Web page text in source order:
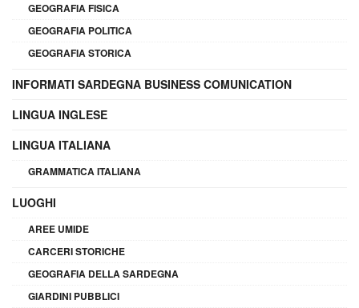
GEOGRAFIA FISICA
GEOGRAFIA POLITICA
GEOGRAFIA STORICA
INFORMATI SARDEGNA BUSINESS COMUNICATION
LINGUA INGLESE
LINGUA ITALIANA
GRAMMATICA ITALIANA
LUOGHI
AREE UMIDE
CARCERI STORICHE
GEOGRAFIA DELLA SARDEGNA
GIARDINI PUBBLICI